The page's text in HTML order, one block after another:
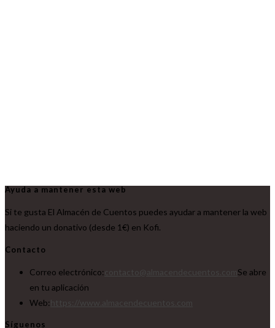
Ayuda a mantener esta web
Si te gusta El Almacén de Cuentos puedes ayudar a mantener la web
haciendo un donativo (desde 1€) en Kofi.
Contacto
Correo electrónico:
Se abre
en tu aplicación
Web:
Síguenos